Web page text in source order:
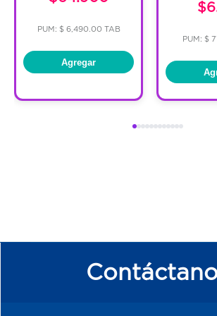
PUM: $ 6,490.00 TAB
Agregar
PUM: $